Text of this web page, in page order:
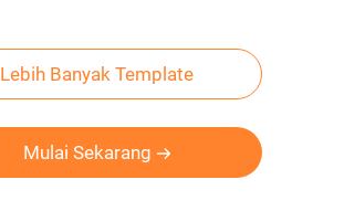
Lebih Banyak Template
Mulai Sekarang